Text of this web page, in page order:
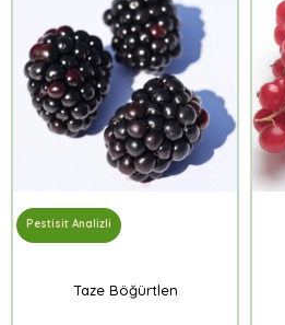
Taze Böğürtlen
Pestisit Analizli